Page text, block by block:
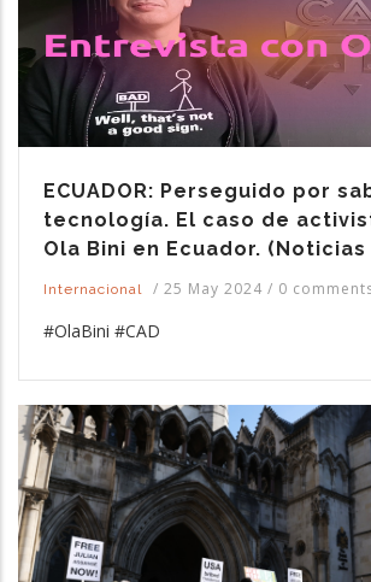
ECUADOR: Perseguido por
tecnología. El caso de
Ola Bini en Ecuador.
Internacional / 25 May 2024 / 0
#OlaBini #CAD